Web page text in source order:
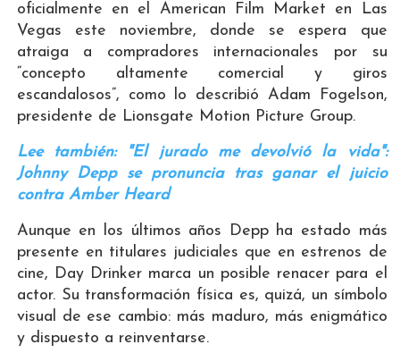
oficialmente en el American Film Market en Las
Vegas este noviembre, donde se espera que
atraiga a compradores internacionales por su
“concepto altamente comercial y giros
escandalosos”, como lo describió Adam Fogelson,
presidente de Lionsgate Motion Picture Group.
Lee también: "El jurado me devolvió la vida":
Johnny Depp se pronuncia tras ganar el juicio
contra Amber Heard
Aunque en los últimos años Depp ha estado más
presente en titulares judiciales que en estrenos de
cine, Day Drinker marca un posible renacer para el
actor. Su transformación física es, quizá, un símbolo
visual de ese cambio: más maduro, más enigmático
y dispuesto a reinventarse.